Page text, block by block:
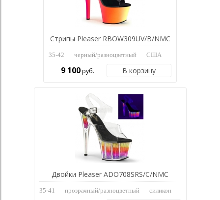
Стрипы Pleaser RBOW309UV/B/NMC
35-42 черный/разноцветный США
9 100руб. В корзину
Двойки Pleaser ADO708SRS/C/NMC
35-41 прозрачный/разноцветный силикон